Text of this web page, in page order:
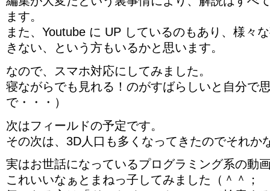
ます。
また、Youtube に UP しているのもあり、様々
きない、という方もいるかと思います。
なので、スマホ対応にしてみました。
寝ながらでも見れる！のがすばらしいと自分で
で・・・）
次はフィールドの予定です。
その次は、3D人口も多くなってきたのでそれか
実はお世話になっているプログラミング系の動
これいいなぁとまねっ子してみました（＾＾；